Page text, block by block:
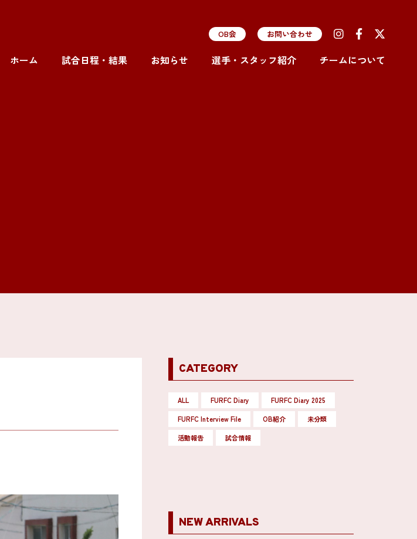
OB会 お問い合わせ
ホーム 試合日程・結果 お知らせ 選手・スタッフ紹介 チームについて
CATEGORY
ALL FURFC Diary
FURFC Diary 2025
FURFC Interview File
OB紹介
未分類
活動報告
試合情報
NEW ARRIVALS